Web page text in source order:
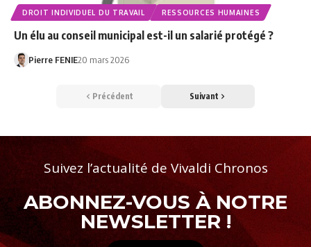
DROIT INDIVIDUEL DU TRAVAIL RESSOURCES HUMAINES
Un élu au conseil municipal est-il un salarié protégé ?
Pierre FENIE20 mars 2026
Précédent Suivant
Suivez l’actualité de Vivaldi Chronos
ABONNEZ-VOUS À NOTRE
NEWSLETTER !